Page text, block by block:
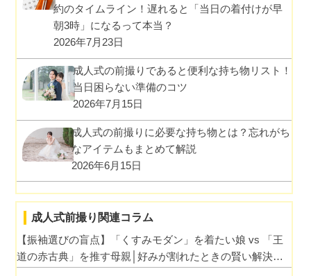
約のタイムライン！遅れると「当日の着付けが早
朝3時」になるって本当？
2026年7月23日
成人式の前撮りであると便利な持ち物リスト！
当日困らない準備のコツ
2026年7月15日
成人式の前撮りに必要な持ち物とは？忘れがち
なアイテムもまとめて解説
2026年6月15日
成人式前撮り関連コラム
【振袖選びの盲点】「くすみモダン」を着たい娘 vs 「王
道の赤古典」を推す母親│好みが割れたときの賢い解決ワ